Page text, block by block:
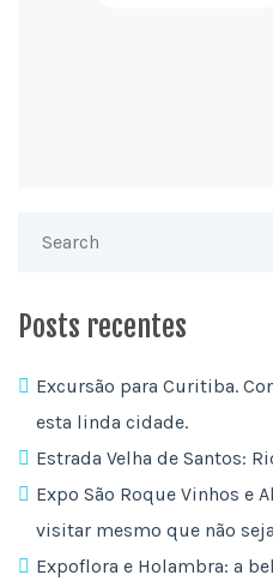
Posts recentes
Excursão para Curitiba.
esta linda cidade.
Estrada Velha de Santos:
Expo São Roque Vinhos e
visitar mesmo que não
Expoflora e Holambra: a